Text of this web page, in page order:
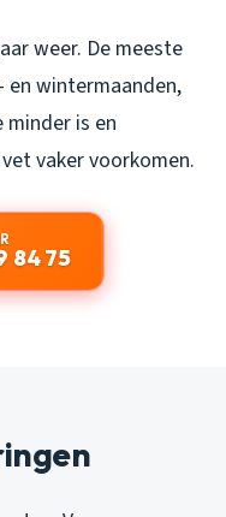
weer. De meeste
en wintermaanden,
is en
vaker voorkomen.
84 75